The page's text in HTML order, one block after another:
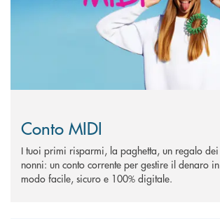
Conto MIDI
I tuoi primi risparmi, la paghetta, un regalo dei
nonni: un conto corrente per gestire il denaro in
modo facile, sicuro e 100% digitale.